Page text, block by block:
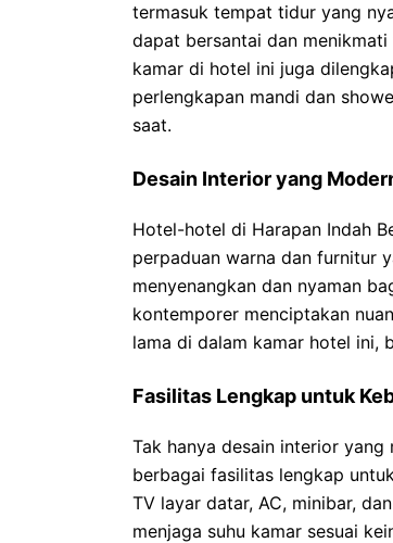
termasuk tempat tidur yang
dapat bersantai dan
kamar di hotel ini juga
perlengkapan mandi dan
saat.
Desain Interior yang
Hotel-hotel di Harapan Indah
perpaduan warna dan furnitur
menyenangkan dan nyaman
kontemporer menciptakan
lama di dalam kamar hotel ini,
Fasilitas Lengkap untuk
Tak hanya desain interior yang
berbagai fasilitas lengkap
TV layar datar, AC, minibar,
menjaga suhu kamar sesuai